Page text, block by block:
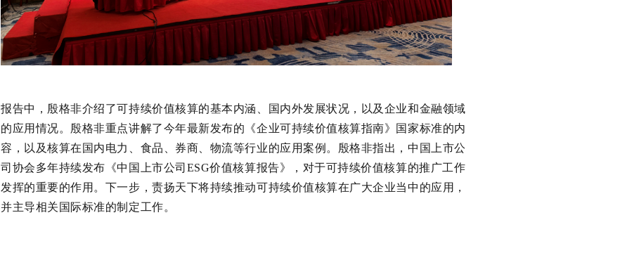
报告中，殷格非介绍了可持续价值核算的基本内涵、国内外发展状况，以及企业和金融领域
的应用情况。殷格非重点讲解了今年最新发布的《企业可持续价值核算指南》国家标准的内
容，以及核算在国内电力、食品、券商、物流等行业的应用案例。殷格非指出，中国上市公
司协会多年持续发布《中国上市公司ESG价值核算报告》，对于可持续价值核算的推广工作
发挥的重要的作用。下一步，责扬天下将持续推动可持续价值核算在广大企业当中的应用，
并主导相关国际标准的制定工作。